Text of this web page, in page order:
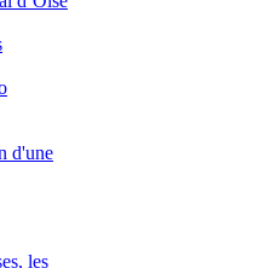
d'une
les